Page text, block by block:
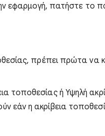
εφαρμογή, πατήστε το
πρέπει πρώτα να
τοποθεσίας ή Υψηλή
εάν η ακρίβεια